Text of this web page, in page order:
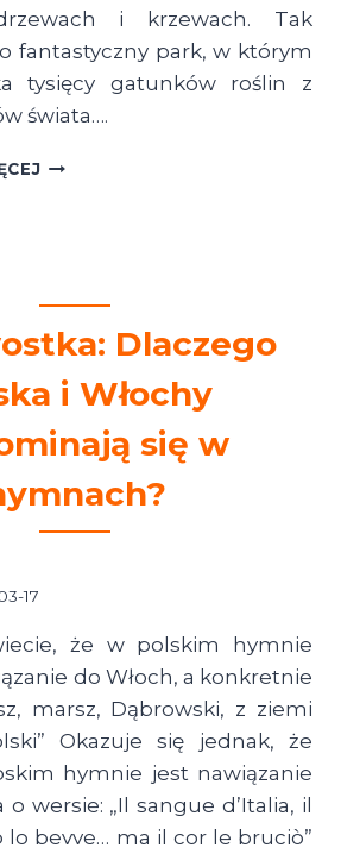
i krzewach. Tak
fantastyczny park, w którym
tysięcy gatunków roślin z
świata….
ARBORETUM
CENY
BILETÓW
JAK
DOJECHAĆ?
Dlaczego
i Włochy
się w
17
że w polskim hymnie
do Włoch, a konkretnie
marsz, Dąbrowski, z ziemi
Okazuje się jednak, że
hymnie jest nawiązanie
wersie: „Il sangue d’Italia, il
lo bevve… ma il cor le bruciò”